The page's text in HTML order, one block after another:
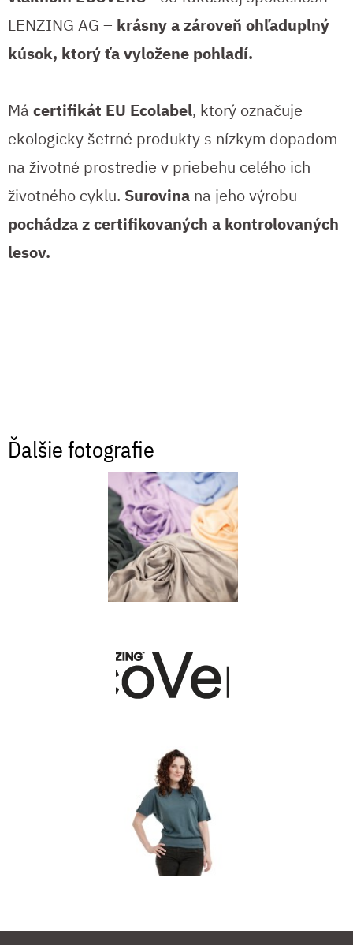
LENZING AG – krásny a zároveň ohľaduplný
kúsok, ktorý ťa vyložene pohladí.
Má certifikát EU Ecolabel, ktorý označuje
ekologicky šetrné produkty s nízkym dopadom
na životné prostredie v priebehu celého ich
životného cyklu. Surovina na jeho výrobu
pochádza z certifikovaných a kontrolovaných
lesov.
Ďalšie fotografie